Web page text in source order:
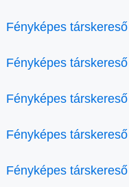
Fényképes
Fényképes
Fényképes
Fényképes
Fényképes